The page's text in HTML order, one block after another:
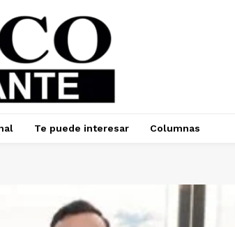
Te puede interesar Columnas